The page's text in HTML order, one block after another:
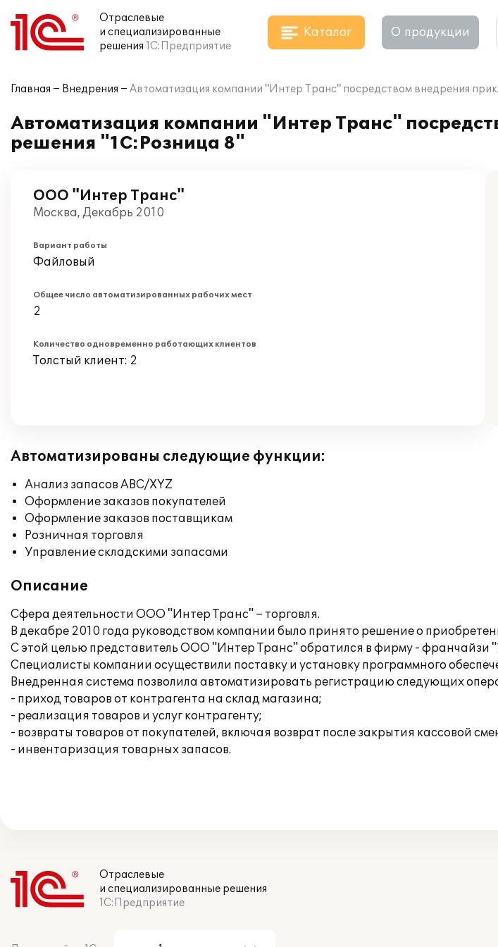
Отраслевые
и специализированные
решения 1С:Предприятие
Каталог О продукции
Главная Внедрения Автоматизация компании "Интер Транс" посредством внедрения
Автоматизация компании "Интер Транс"
решения "1С:Розница 8"
ООО "Интер Транс"
Москва, Декабрь 2010
Вариант работы
Файловый
Общее число автоматизированных рабочих мест
2
Количество одновременно работающих клиентов
Толстый клиент: 2
Автоматизированы следующие функции:
Анализ запасов ABC/XYZ
Оформление заказов покупателей
Оформление заказов поставщикам
Розничная торговля
Управление складскими запасами
Описание
Сфера деятельности ООО "Интер Транс" – торговля.
В декабре 2010 года руководством компании было принято решение о
С этой целью представитель ООО "Интер Транс" обратился в фирму - франчайзи
Специалисты компании осуществили поставку и установку программного
Внедренная система позволила автоматизировать регистрацию следующих
- приход товаров от контрагента на склад магазина;
- реализация товаров и услуг контрагенту;
- возвраты товаров от покупателей, включая возврат после закрытия кассовой
- инвентаризация товарных запасов.
Отраслевые
и специализированные решения
1С:Предприятие